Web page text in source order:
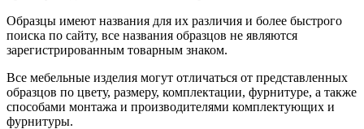
Образцы имеют названия для их различия и более быстрого
поиска по сайту, все названия образцов не являются
зарегистрированным товарным знаком.
Все мебельные изделия могут отличаться от представленных
образцов по цвету, размеру, комплектации, фурнитуре, а также
способами монтажа и производителями комплектующих и
фурнитуры.